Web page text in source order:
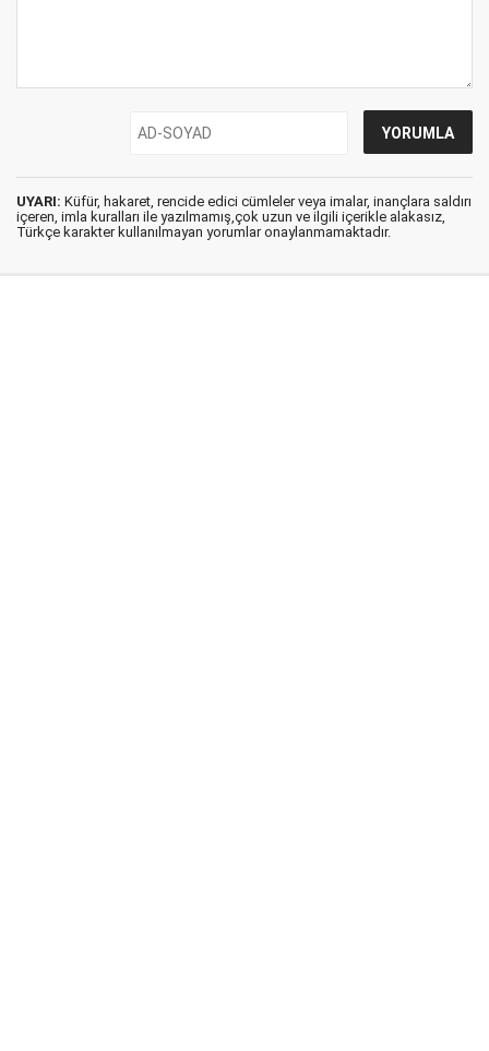
UYARI: Küfür, hakaret, rencide edici cümleler veya imalar, inançlara saldırı
içeren, imla kuralları ile yazılmamış,çok uzun ve ilgili içerikle alakasız,
Türkçe karakter kullanılmayan yorumlar onaylanmamaktadır.